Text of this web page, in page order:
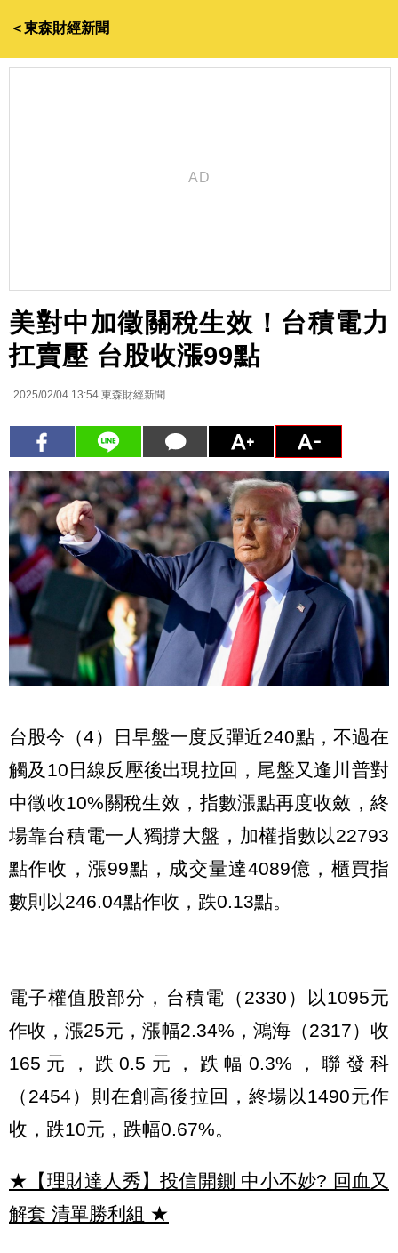
＜東森財經新聞
美對中加徵關稅生效！台積電力
扛賣壓 台股收漲99點
2025/02/04 13:54 東森財經新聞
台股今（4）日早盤一度反彈近240點，不過在
觸及10日線反壓後出現拉回，尾盤又逢川普對
中徵收10%關稅生效，指數漲點再度收斂，終
場靠台積電一人獨撐大盤，加權指數以22793
點作收，漲99點，成交量達4089億，櫃買指
數則以246.04點作收，跌0.13點。
電子權值股部分，台積電（2330）以1095元
作收，漲25元，漲幅2.34%，鴻海（2317）收
165元，跌0.5元，跌幅0.3%，聯發科
（2454）則在創高後拉回，終場以1490元作
收，跌10元，跌幅0.67%。
★【理財達人秀】投信開鍘 中小不妙? 回血又
解套 清單勝利組 ★